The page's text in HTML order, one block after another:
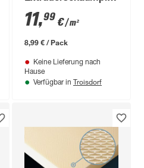
'URSA XPS D N-III-
PZ-I' 60 x 125 x 5 cm
11,99 €/ m²
8,99 € / Pack
Keine Lieferung nach
Hause
Verfügbar in Troisdorf